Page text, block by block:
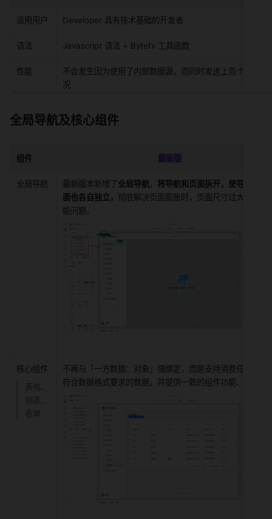
适用用户 Developer 具有技术基础的开发者
语法 Javascript 语法 + Bytefx 工具函数
性能
不会发生因为使用了内部数据源，而同时发送上百个请求的
况
全局导航及核心组件
组件 最新版
全局导航 最新版本新增了全局导航， 将导航和页面拆开，使导航下的
面也各自独立， 彻底解决页面膨胀时，页面尺寸过大导致的
能问题。
核心组件
表格、
列表、
表单
不再与「一方数据：对象」强绑定，而是支持消费任意来源
符合数据格式要求的数据，并提供一致的组件功能、API